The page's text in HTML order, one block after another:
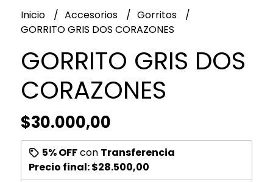
Inicio Accesorios
Gorritos
GORRITO GRIS DOS CORAZONES
GORRITO GRIS DOS
CORAZONES
$30.000,00
5% OFFcon Transferencia
Precio final:$28.500,00